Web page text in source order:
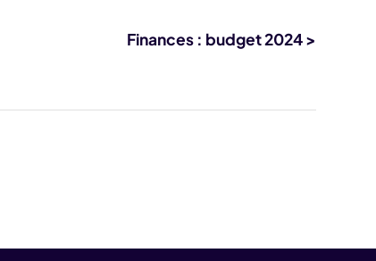
Finances : budget 2024 >